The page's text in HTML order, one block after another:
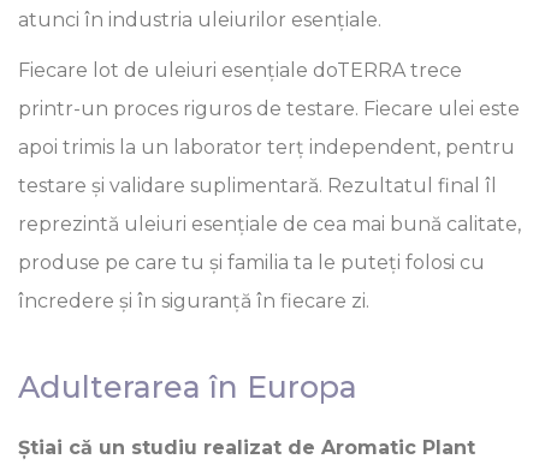
atunci în industria uleiurilor esențiale.
Fiecare lot de uleiuri esențiale doTERRA trece
printr-un proces riguros de testare. Fiecare ulei este
apoi trimis la un laborator terț independent, pentru
testare și validare suplimentară. Rezultatul final îl
reprezintă uleiuri esențiale de cea mai bună calitate,
produse pe care tu și familia ta le puteți folosi cu
încredere și în siguranță în fiecare zi.
Adulterarea în Europa
Știai că un studiu realizat de Aromatic Plant